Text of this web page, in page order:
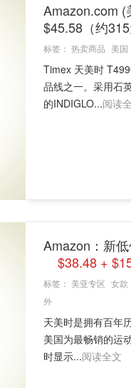
Amazon.com
$45.58（约
标签： 热卖商品 美国
Timex 天美时
品线之一。采用石
的INDIGLO...阅读
Amazon：新
$38.48 +
标签： 美亚专区 女款
外
天美时是拥有百年
美国为最畅销的运
时显示...阅读全文